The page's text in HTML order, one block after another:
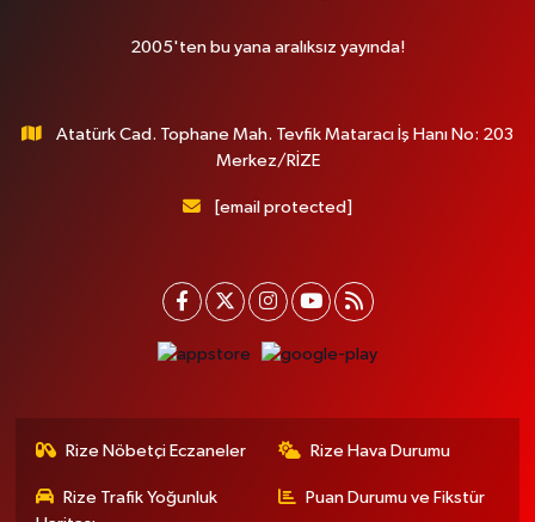
2005'ten bu yana aralıksız yayında!
Atatürk Cad. Tophane Mah. Tevfik Mataracı İş Hanı No: 203
Merkez/RİZE
[email protected]
Rize Nöbetçi Eczaneler Rize Hava Durumu
Rize Trafik Yoğunluk
Puan Durumu ve Fikstür